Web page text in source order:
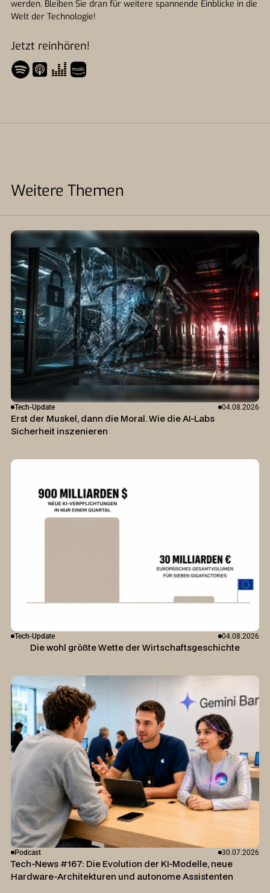
werden. Bleiben Sie dran für weitere spannende Einblicke in die
Welt der Technologie!
Jetzt reinhören!
Weitere Themen
Tech-Update 04.08.2026
Erst der Muskel, dann die Moral. Wie die AI-Labs
Sicherheit inszenieren
Tech-Update 04.08.2026
Die wohl größte Wette der Wirtschaftsgeschichte
Podcast 30.07.2026
Tech-News #167: Die Evolution der KI-Modelle, neue
Hardware-Architekturen und autonome Assistenten